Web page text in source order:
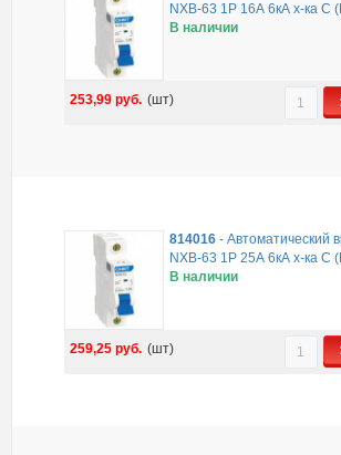
NXB-63 1P 16А 6кА х-ка C
В наличии
253,99руб. (шт)
814016 -Автоматический
NXB-63 1P 25А 6кА х-ка C
В наличии
259,25руб. (шт)